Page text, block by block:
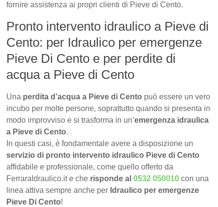
fornire assistenza ai propri clienti di Pieve di Cento.
Pronto intervento idraulico a Pieve di
Cento: per Idraulico per emergenze
Pieve Di Cento e per perdite di
acqua a Pieve di Cento
Una perdita d’acqua a Pieve di Cento può essere un vero
incubo per molte persone, soprattutto quando si presenta in
modo improvviso e si trasforma in un’emergenza idraulica
a Pieve di Cento.
In questi casi, è fondamentale avere a disposizione un
servizio di pronto intervento idraulico Pieve di Cento
affidabile e professionale, come quello offerto da
FerraraIdraulico.it e che risponde al0532 050010 con una
linea attiva sempre anche per Idraulico per emergenze
Pieve Di Cento!